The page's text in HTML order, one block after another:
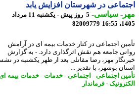
در شهرستان افزایش یابد
-سیاسی-
5 روز پیش - یکشنبه 11 مرداد
82009779
اجتماعی در کنار خدمات بیمه ای در آرامش
جامعه هم نقش اثرگذاری دارد. - به گزارش
مهر، رضا مقاتلی بعد از ظهر یکشنبه در نشست
بوشهر، با تقدیر ...
اجتماعی-اجتماعی-خدمات-خدمات بیمه ای-
-فرماندار